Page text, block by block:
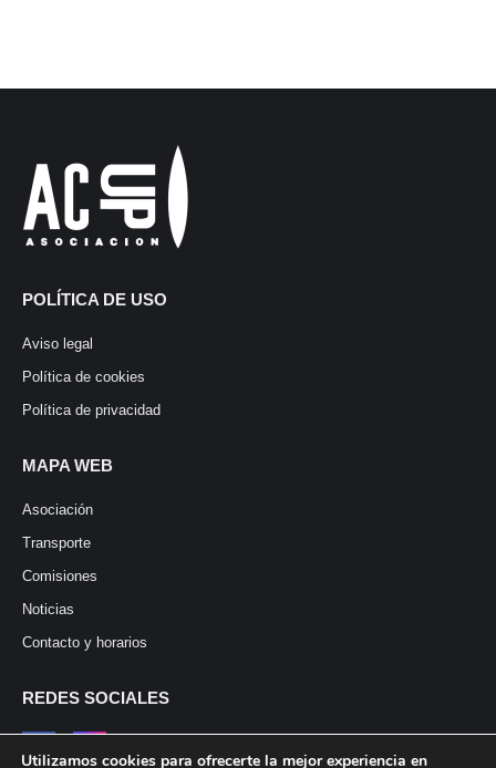
POLÍTICA DE USO
Aviso legal
Política de cookies
Política de privacidad
MAPA WEB
Asociación
Transporte
Comisiones
Noticias
Contacto y horarios
REDES SOCIALES
Utilizamos cookies para ofrecerte la mejor experiencia en